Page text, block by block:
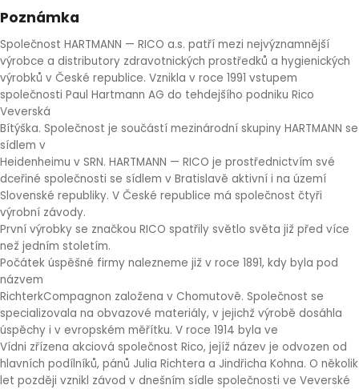
Poznámka
Společnost HARTMANN — RICO a.s. patří mezi nejvýznamnější
výrobce a distributory zdravotnických prostředků a hygienických
výrobků v České republice. Vznikla v roce 1991 vstupem
společnosti Paul Hartmann AG do tehdejšího podniku Rico
Veverská
Bítýška. Společnost je součástí mezinárodní skupiny HARTMANN se
sídlem v
Heidenheimu v SRN. HARTMANN — RICO je prostřednictvím své
dceřiné společnosti se sídlem v Bratislavě aktivní i na území
Slovenské republiky. V České republice má společnost čtyři
výrobní závody.
První výrobky se značkou RICO spatřily světlo světa již před více
než jedním stoletím.
Počátek úspěšné firmy nalezneme již v roce 1891, kdy byla pod
názvem
RichterkCompagnon založena v Chomutově. Společnost se
specializovala na obvazové materiály, v jejichž výrobě dosáhla
úspěchy i v evropském měřítku. V roce 1914 byla ve
Vídni zřízena akciová společnost Rico, jejíž název je odvozen od
hlavních podílníků, pánů Julia Richtera a Jindřicha Kohna. O několik
let později vznikl závod v dnešním sídle společnosti ve Veverské